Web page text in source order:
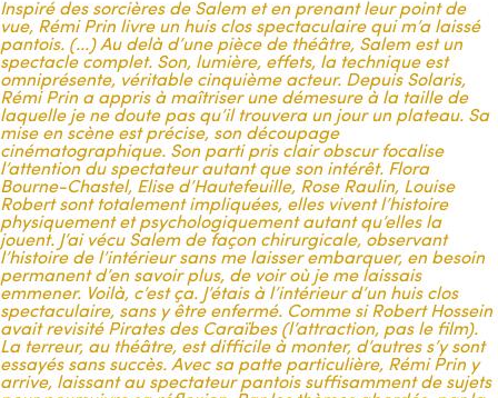
terrifiante « chasse aux communistes ».
Face à une pièce de cette ampleur, l’ambition initiale de la
Compagnie le Tambour des Limbes était d’abord de créer une
nouvelle mise en scène plus modeste en la réadaptant avec
moins de personnages pour convenir aux impératifs
économiques d’aujourd’hui. Mais rapidement, nous nous
sommes rendus compte que nous voulionsaborder le fait
divers d’une autre manière en instaurant une
dramaturgie différente de celle de Miller. C’est alors
qu’est née l’idée d’une création librement inspirée des procès
de Salem et de leur contexte.
DansLes Sorcières de Salem, Miller adopte en priorité le
point de vue des villageois accusés à tort par les prétendues
sorcières. En choisissant notamment de suivre le parcours de
John Proctor, protagoniste masculin de la pièce, le texte de
Miller relègue au second plan le groupe des femmes
accusatrices. Seule Abigail Williams semble être la
représentante de ces femmes transformées soudain en
incriminatrices vengeresses.
Inspiré des sorcières de Salem et en prenant leur point de
vue, Rémi Prin livre un huis clos spectaculaire qui m’a laissé
pantois. (...) Au delà d’une pièce de théâtre, Salem est un
spectacle complet. Son, lumière, effets, la technique est
omniprésente, véritable cinquième acteur. Depuis Solaris,
Rémi Prin a appris à maîtriser une démesure à la taille de
laquelle je ne doute pas qu’il trouvera un jour un plateau. Sa
mise en scène est précise, son découpage
cinématographique. Son parti pris clair obscur focalise
l’attention du spectateur autant que son intérêt. Flora
Bourne-Chastel, Elise d’Hautefeuille, Rose Raulin, Louise
Robert sont totalement impliquées, elles vivent l’histoire
physiquement et psychologiquement autant qu’elles la
jouent. J’ai vécu Salem de façon chirurgicale, observant
l’histoire de l’intérieur sans me laisser embarquer, en besoin
permanent d’en savoir plus, de voir où je me laissais
emmener. Voilà, c’est ça. J’étais à l’intérieur d’un huis clos
spectaculaire, sans y être enfermé. Comme si Robert Hossein
avait revisité Pirates des Caraïbes (l’attraction, pas le film).
La terreur, au théâtre, est difficile à monter, d’autres s’y sont
essayés sans succès. Avec sa patte particulière, Rémi Prin y
arrive, laissant au spectateur pantois suffisamment de sujets